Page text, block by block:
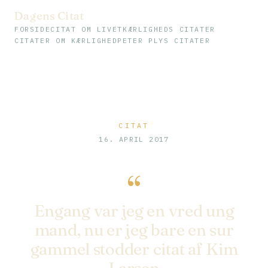
Dagens Citat
FORSIDE CITAT OM LIVET KÆRLIGHEDS CITATER
CITATER OM KÆRLIGHED PETER PLYS CITATER
CITAT
16. APRIL 2017
“
Engang var jeg en vred ung
mand, nu er jeg bare en sur
gammel stodder citat af Kim